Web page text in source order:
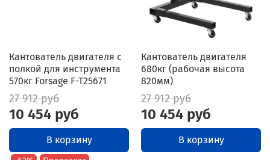
Кантователь двигателя с
полкой для инструмента
570кг Forsage F-T25671
27 912 руб
10 454 руб
В корзину
Кантователь двигателя
680кг (рабочая высота
820мм)
27 912 руб
10 454 руб
В корзину